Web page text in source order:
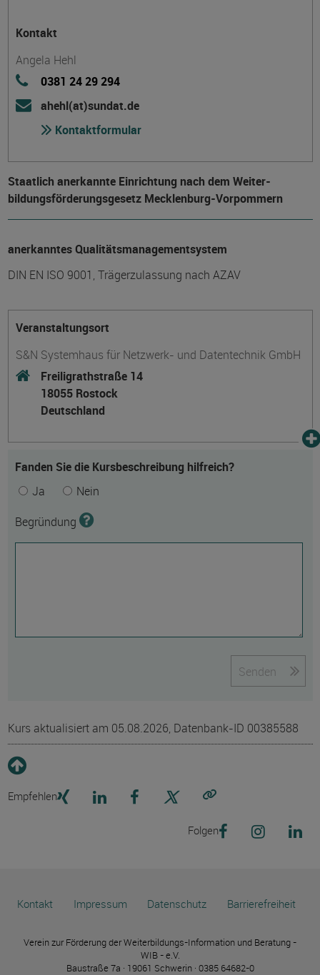
Kontakt
Angela Hehl
0381 24 29 294
ahehl(at)sundat.de
Kontaktformular
Staatlich anerkannte Einrichtung nach dem Weiter­
bildungs­förderungs­gesetz Mecklenburg-Vorpommern
anerkanntes Qualitätsmanagementsystem
DIN EN ISO 9001, Trägerzulassung nach AZAV
Veranstaltungsort
S&N Systemhaus für Netzwerk- und Datentechnik GmbH
Freiligrathstraße 14
18055 Rostock
Deutschland
Fanden Sie die Kursbeschreibung hilfreich?
Ja
Nein
Begründung
Senden
Kurs aktualisiert am 05.08.2026, Datenbank-ID 00385588
Empfehlen
Folgen
Kontakt Impressum Datenschutz Barrierefreiheit
Verein zur Förderung der Weiterbildungs-Information und Beratung -
WIB - e.V.
Baustraße 7a · 19061 Schwerin · 0385 64682-0